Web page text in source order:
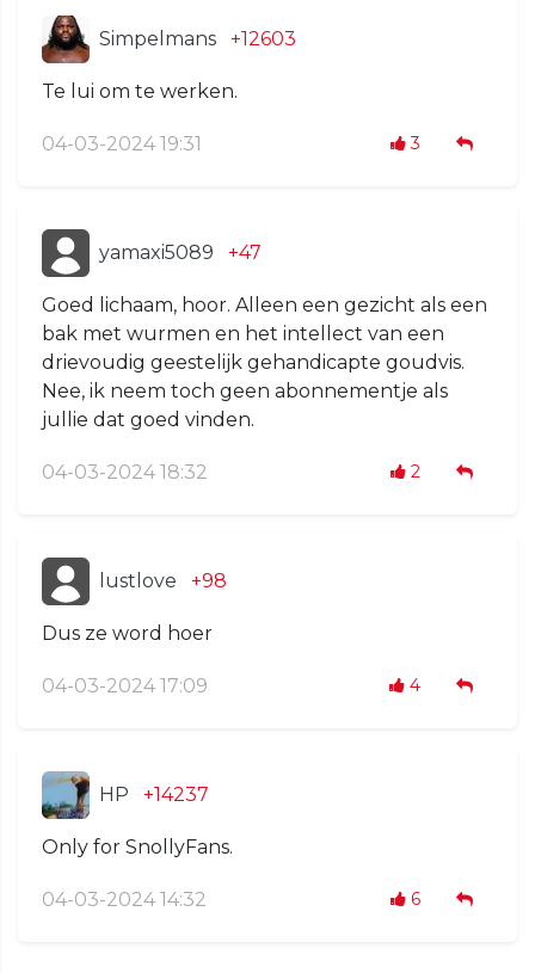
Simpelmans +12603
Te lui om te werken.
04-03-2024 19:31 3
yamaxi5089 +47
Goed lichaam, hoor. Alleen een gezicht als een
bak met wurmen en het intellect van een
drievoudig geestelijk gehandicapte goudvis.
Nee, ik neem toch geen abonnementje als
jullie dat goed vinden.
04-03-2024 18:32 2
lustlove +98
Dus ze word hoer
04-03-2024 17:09 4
HP +14237
Only for SnollyFans.
04-03-2024 14:32 6